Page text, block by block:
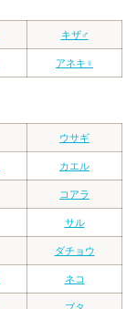
キザ♂
アネキ♀
ウサギ
カエル
コアラ
サル
ダチョウ
ネコ